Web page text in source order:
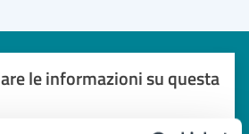
le informazioni su questa